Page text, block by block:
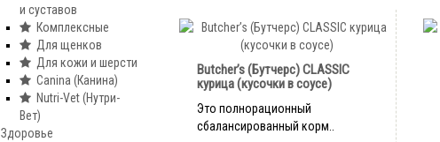
и суставов
Комплексные
Для щенков
Для кожи и шерсти
Canina (Канина)
Nutri-Vet (Нутри-
Вет)
Здоровье
Butcher’s (Бутчерс) CLASSIC
курица (кусочки в соусе)
Это полнорационный
сбалансированный корм..